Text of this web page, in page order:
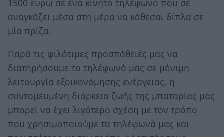
1500 ευρώ σε ένα κινητό τηλέφωνο που σε
αναγκάζει μέσα στη μέρα να κάθεσαι δίπλα σε
μία πρίζα.
Παρά τις φιλότιμες προσπάθειές μας να
διατηρήσουμε το τηλέφωνό μας σε μόνιμη
λειτουργία εξοικονόμησης ενέργειας, η
συντομευμένη διάρκεια ζωής της μπαταρίας μας
μπορεί να έχει λιγότερο σχέση με τον τρόπο
που χρησιμοποιούμε τα τηλέφωνά μας και